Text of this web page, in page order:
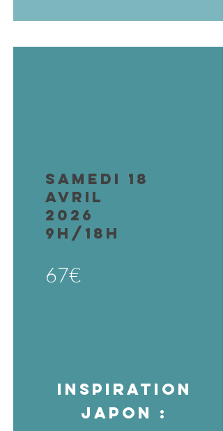
samedi 18
avril
2026
9h/18H
67€
Inspiration
japon :